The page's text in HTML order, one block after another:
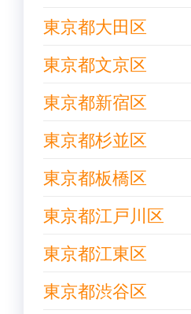
東京都大田区
東京都文京区
東京都新宿区
東京都杉並区
東京都板橋区
東京都江戸川区
東京都江東区
東京都渋谷区